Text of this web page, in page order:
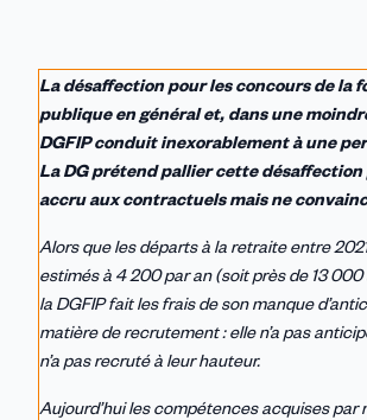
La désaffection pour les concours de la
publique en général et, dans une
DGFIP conduit inexorablement à une
La DG prétend pallier cette
accru aux contractuels mais ne
Alors que les départs à la retraite entre
estimés à 4 200 par an (soit près de 13 000
la DGFIP fait les frais de son manque
matière de recrutement : elle n’a pas
n’a pas recruté à leur hauteur.
Aujourd’hui les compétences acquises par